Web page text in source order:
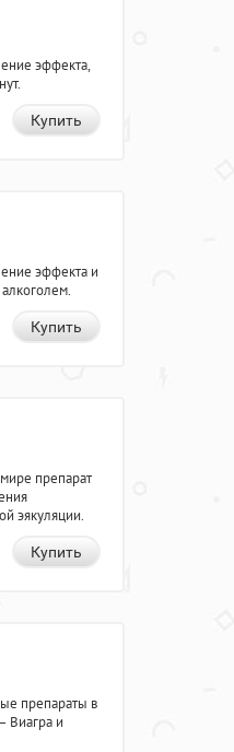
эффекта,
Купить
эффекта и
Купить
препарат
эякуляции.
Купить
препараты в
Виагра и